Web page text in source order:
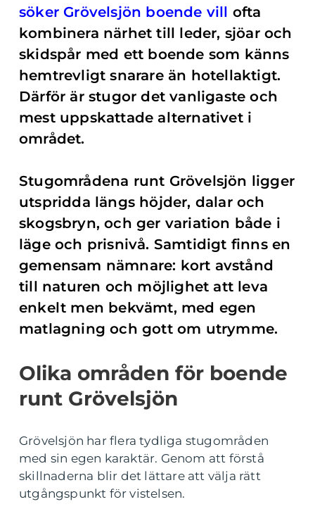
söker Grövelsjön boende vill ofta
kombinera närhet till leder, sjöar och
skidspår med ett boende som känns
hemtrevligt snarare än hotellaktigt.
Därför är stugor det vanligaste och
mest uppskattade alternativet i
området.
Stugområdena runt Grövelsjön ligger
utspridda längs höjder, dalar och
skogsbryn, och ger variation både i
läge och prisnivå. Samtidigt finns en
gemensam nämnare: kort avstånd
till naturen och möjlighet att leva
enkelt men bekvämt, med egen
matlagning och gott om utrymme.
Olika områden för boende
runt Grövelsjön
Grövelsjön har flera tydliga stugområden
med sin egen karaktär. Genom att förstå
skillnaderna blir det lättare att välja rätt
utgångspunkt för vistelsen.